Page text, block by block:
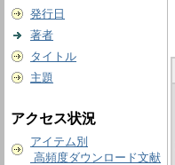
発行日
著者
タイトル
主題
アクセス状況
アイテム別
高頻度ダウンロード文献